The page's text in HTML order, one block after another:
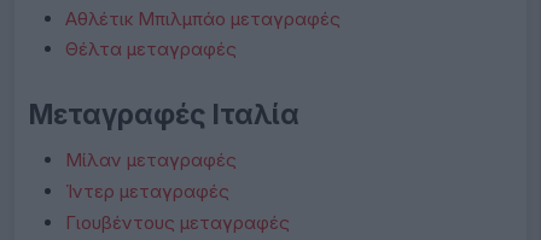
Αθλέτικ Μπιλμπάο μεταγραφές
Θέλτα μεταγραφές
Μεταγραφές Ιταλία
Μίλαν μεταγραφές
Ίντερ μεταγραφές
Γιουβέντους μεταγραφές